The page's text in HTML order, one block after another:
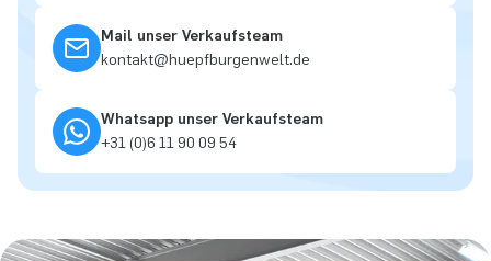
Mail unser Verkaufsteam
kontakt@huepfburgenwelt.de
Whatsapp unser Verkaufsteam
+31 (0)6 11 90 09 54